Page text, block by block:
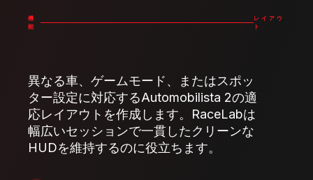
機
能
レイアウ
ト
異なる車、ゲームモード、またはスポッ
ター設定に対応するAutomobilista 2の適
応レイアウトを作成します。RaceLabは
幅広いセッションで一貫したクリーンな
HUDを維持するのに役立ちます。